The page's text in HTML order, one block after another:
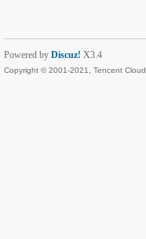
Powered by Discuz! X3.4
Copyright © 2001-2021, Tencent Cloud.